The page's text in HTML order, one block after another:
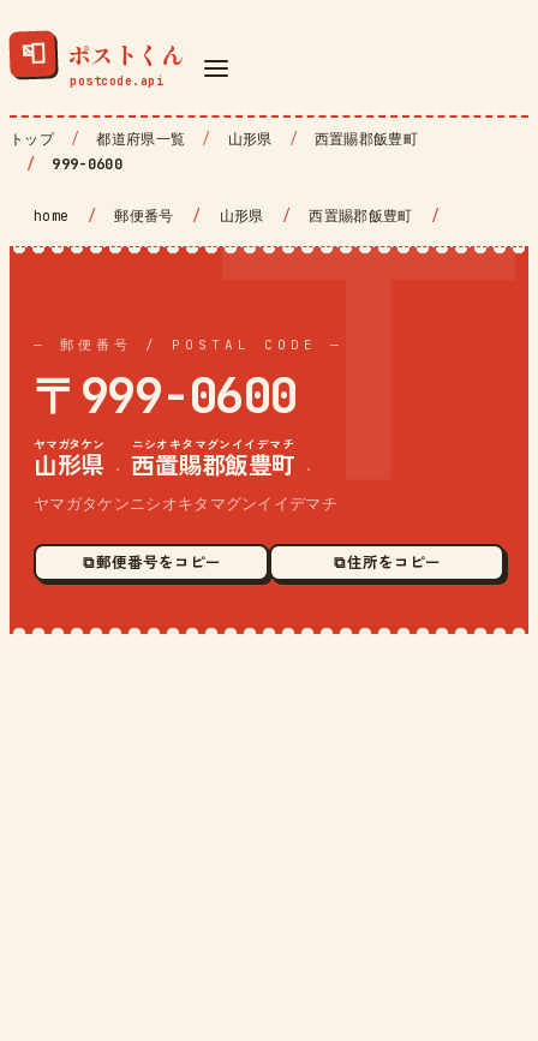
📮 ポストくん
トップ 都道府県一覧 山形県
西置賜郡飯豊町
999-0600
home / 郵便番号 / 山形県 / 西置賜郡飯豊町 /
— 郵便番号 / POSTAL CODE —
〒999-0600
山形県
ヤマガタケン
· 西置賜郡飯豊町
ニシオキタマグンイイデマチ
·
ヤマガタケンニシオキタマグンイイデマチ
⧉ 郵便番号をコピー ⧉ 住所をコピー